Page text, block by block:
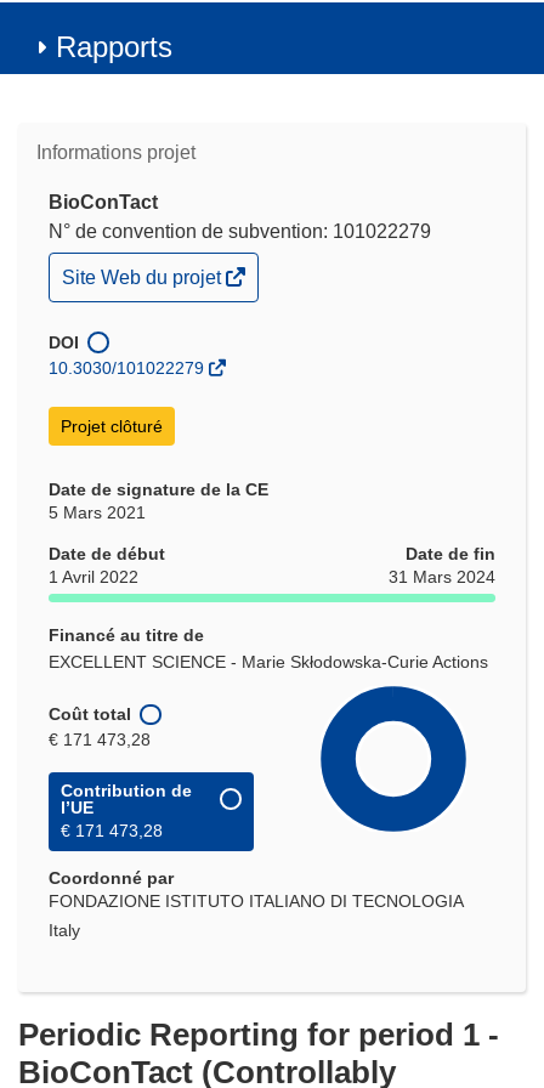
Rapports
Informations projet
BioConTact
N° de convention de subvention: 101022279
(s’ouvre
dans
nouvelle
fenêtre)
Site Web du projet
DOI
10.3030/101022279
Projet clôturé
Date de signature de la CE
5 Mars 2021
Date de début
1 Avril 2022
Date de fin
31 Mars 2024
Financé au titre de
EXCELLENT SCIENCE - Marie Skłodowska-Curie Actions
Coût total
€ 171 473,28
Contribution de
l’UE
€ 171 473,28
Coordonné par
FONDAZIONE ISTITUTO ITALIANO DI TECNOLOGIA
Italy
Periodic Reporting for period 1 -
BioConTact (Controllably